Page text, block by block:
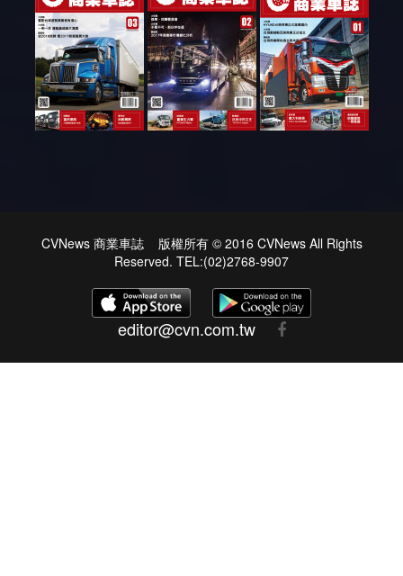
CVNews 商業車誌 版權所有 © 2016 CVNews All Rights
Reserved. TEL:(02)2768-9907
editor@cvn.com.tw